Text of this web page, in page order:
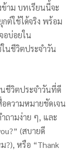
าม บทเรียนนี้จะ
ต์ใช้ได้จริง พร้อม
อบ่อยใน
นชีวิตประจำวัน
ชีวิตประจำวันที่ดี
ความหมายชัดเจน
ถามง่าย ๆ, และ
(สบายดี
?), หรือ “Thank